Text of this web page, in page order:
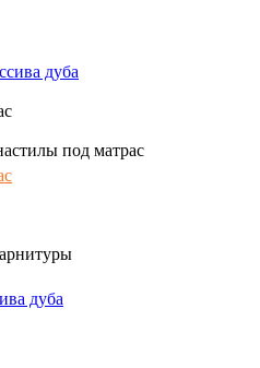
дуба
под матрас
дуба